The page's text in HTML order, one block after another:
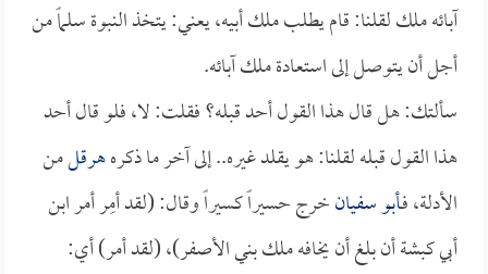
آبائه ملك لقلنا: قام يطلب ملك أبيه، يعني: يتخذ النبوة سلماً من
أجل أن يتوصل إلى استعادة ملك آبائه.
سألتك: هل قال هذا القول أحد قبله؟ فقلت: لا، فلو قال أحد
هذا القول قبله لقلنا: هو يقلد غيره.. إلى آخر ما ذكرههرقلمن
الأدلة، فـأبو سفيانخرج حسيراً كسيراً وقال: (لقد أمِر أمر ابن
أبي كبشة أن بلغ أن يخافه ملك بني الأصفر)، (لقد أمر) أي: